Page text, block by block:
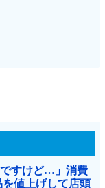
ですけど…」消費
値上げして店頭